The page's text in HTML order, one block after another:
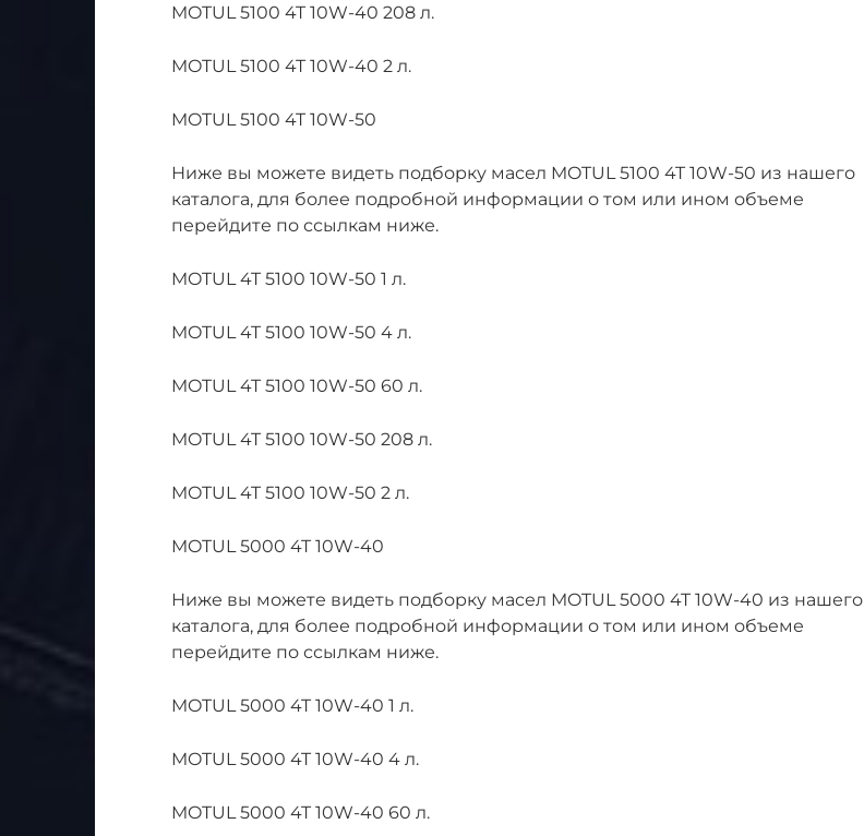
MOTUL 5100 4T 10W-40 208 л.
MOTUL 5100 4T 10W-40 2 л.
MOTUL 5100 4T 10W-50
Ниже вы можете видеть подборку масел MOTUL 5100 4T 10W-50 из нашего
каталога, для более подробной информации о том или ином объеме
перейдите по ссылкам ниже.
MOTUL 4T 5100 10W-50 1 л.
MOTUL 4T 5100 10W-50 4 л.
MOTUL 4T 5100 10W-50 60 л.
MOTUL 4T 5100 10W-50 208 л.
MOTUL 4T 5100 10W-50 2 л.
MOTUL 5000 4T 10W-40
Ниже вы можете видеть подборку масел MOTUL 5000 4T 10W-40 из нашего
каталога, для более подробной информации о том или ином объеме
перейдите по ссылкам ниже.
MOTUL 5000 4T 10W-40 1 л.
MOTUL 5000 4T 10W-40 4 л.
MOTUL 5000 4T 10W-40 60 л.